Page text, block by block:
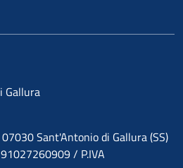
Gallura
Sant'Antonio di Gallura (SS)
91027260909 / P.IVA